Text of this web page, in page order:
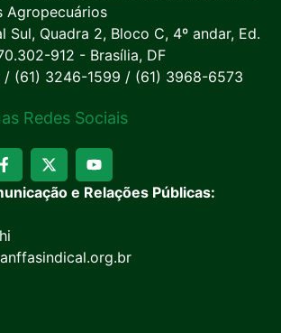
Agropecuários
Sul, Quadra 2, Bloco C, 4º andar, Ed.
912 - Brasília, DF
(61) 3246-1599 / (61) 3968-6573
Redes Sociais
e Relações Públicas: